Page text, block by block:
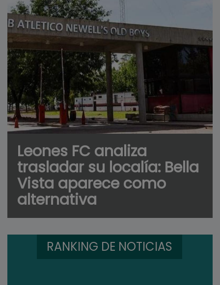
Leones FC analiza
trasladar su localía: Bella
Vista aparece como
alternativa
RANKING DE NOTICIAS